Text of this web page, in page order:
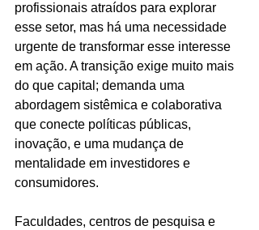
profissionais atraídos para explorar
esse setor, mas há uma necessidade
urgente de transformar esse interesse
em ação. A transição exige muito mais
do que capital; demanda uma
abordagem sistêmica e colaborativa
que conecte políticas públicas,
inovação, e uma mudança de
mentalidade em investidores e
consumidores.
Faculdades, centros de pesquisa e